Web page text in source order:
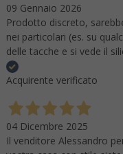
09 Gennaio 2026
Prodotto discreto,
nei particolari (es. su
delle tacche e si vede il
Acquirente verificato
04 Dicembre 2025
Il venditore Alessandro